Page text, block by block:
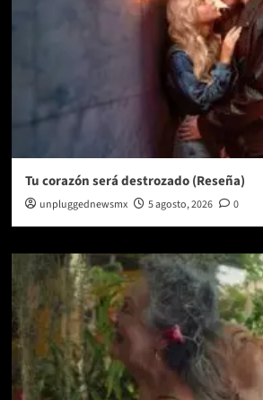
Tu corazón será destrozado (Reseña)
unpluggednewsmx 5 agosto, 2026 0